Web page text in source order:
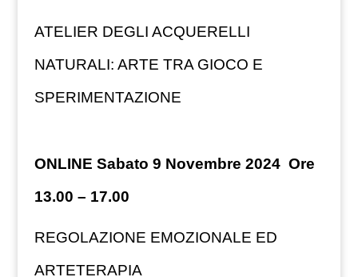
ATELIER DEGLI ACQUERELLI
NATURALI: ARTE TRA GIOCO E
SPERIMENTAZIONE
ONLINE Sabato 9 Novembre 2024 Ore
13.00 – 17.00
REGOLAZIONE EMOZIONALE ED
ARTETERAPIA